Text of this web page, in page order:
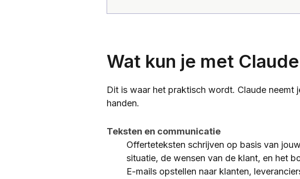
Wat kun je met
Dit is waar het praktisch wordt. Claude neemt
handen.
Teksten en communicatie
Offerteteksten schrijven op basis van
situatie, de wensen van de klant, en het
E-mails opstellen naar klanten,